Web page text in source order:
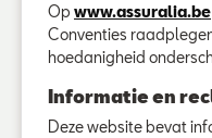
Op www.assuralia.be
Conventies
hoedanigheid
Informatie en
Deze website bevat